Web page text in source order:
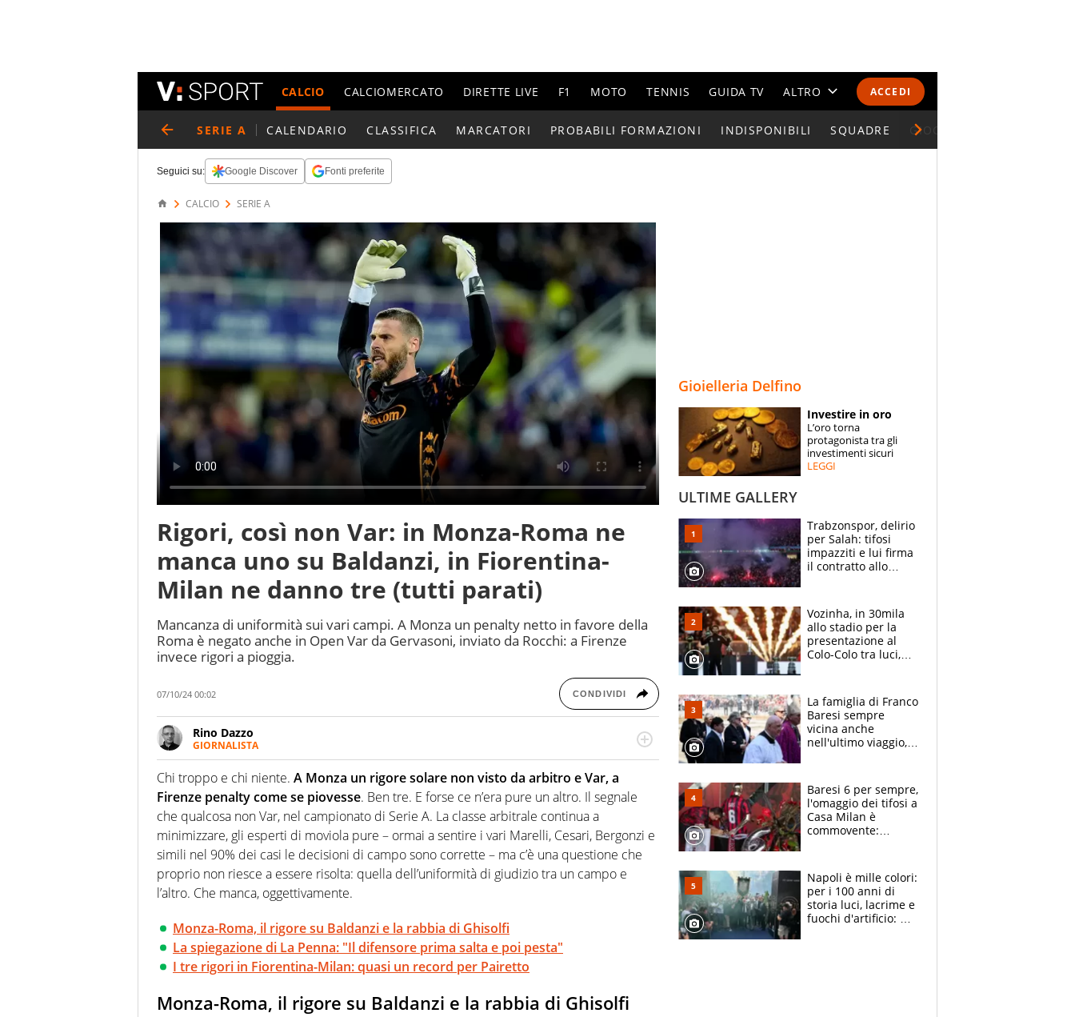
ACCEDI
CALCIO CALCIOMERCATO DIRETTE LIVE F1 MOTO TENNIS GUIDA TV ALTRO
CALENDARI E CLASSIFICHE
ESPERTI
CONTATTI
SERIE A CALENDARIO CLASSIFICA MARCATORI PROBABILI FORMAZIONI INDISPONIBILI SQUADRE GIOCATORI SERIE A
Seguici su: Google Discover Fonti preferite
CALCIO SERIE A
Rigori, così non Var: in Monza-Roma ne
manca uno su Baldanzi, in Fiorentina-
Milan ne danno tre (tutti parati)
Mancanza di uniformità sui vari campi. A Monza un penalty netto in favore della
Roma è negato anche in Open Var da Gervasoni, inviato da Rocchi: a Firenze
invece rigori a pioggia.
07/10/24 00:02 CONDIVIDI
Rino Dazzo
GIORNALISTA
Se mai ci fosse modo di traslare il glossario del calcio in una nicchia di esperti, lui ne
farebbe parte. Non si perde una svista arbitrale né gli umori social del mondo delle
curve
Chi troppo e chi niente. A Monza un rigore solare non visto da arbitro e Var, a
Firenze penalty come se piovesse. Ben tre. E forse ce n’era pure un altro. Il segnale
che qualcosa non Var, nel campionato di Serie A. La classe arbitrale continua a
minimizzare, gli esperti di moviola pure – ormai a sentire i vari Marelli, Cesari, Bergonzi e
simili nel 90% dei casi le decisioni di campo sono corrette – ma c’è una questione che
proprio non riesce a essere risolta: quella dell’uniformità di giudizio tra un campo e
l’altro. Che manca, oggettivamente.
Monza-Roma, il rigore su Baldanzi e la rabbia di Ghisolfi
La spiegazione di La Penna: "Il difensore prima salta e poi pesta"
I tre rigori in Fiorentina-Milan: quasi un record per Pairetto
Monza-Roma, il rigore su Baldanzi e la rabbia di Ghisolfi
Gioielleria Delfino
Investire in oro
L’oro torna
protagonista tra gli
investimenti sicuri
LEGGI
ULTIME GALLERY
Trabzonspor, delirio
per Salah: tifosi
impazziti e lui firma
il contratto allo
Vozinha, in 30mila
allo stadio per la
presentazione al
Colo-Colo tra luci,
La famiglia di Franco
Baresi sempre
vicina anche
nell'ultimo viaggio,
circondati
dall'affetto dei tifosi
Baresi 6 per sempre,
l'omaggio dei tifosi a
Casa Milan è
commovente:
bigliettini
Napoli è mille colori:
per i 100 anni di
storia luci, lacrime e
fuochi d'artificio: De